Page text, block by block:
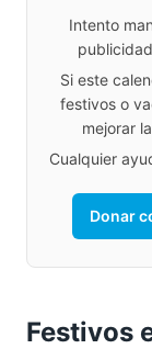
Intento
Si este
festivos o
mejorar
Cualquier
Donar
Festivos